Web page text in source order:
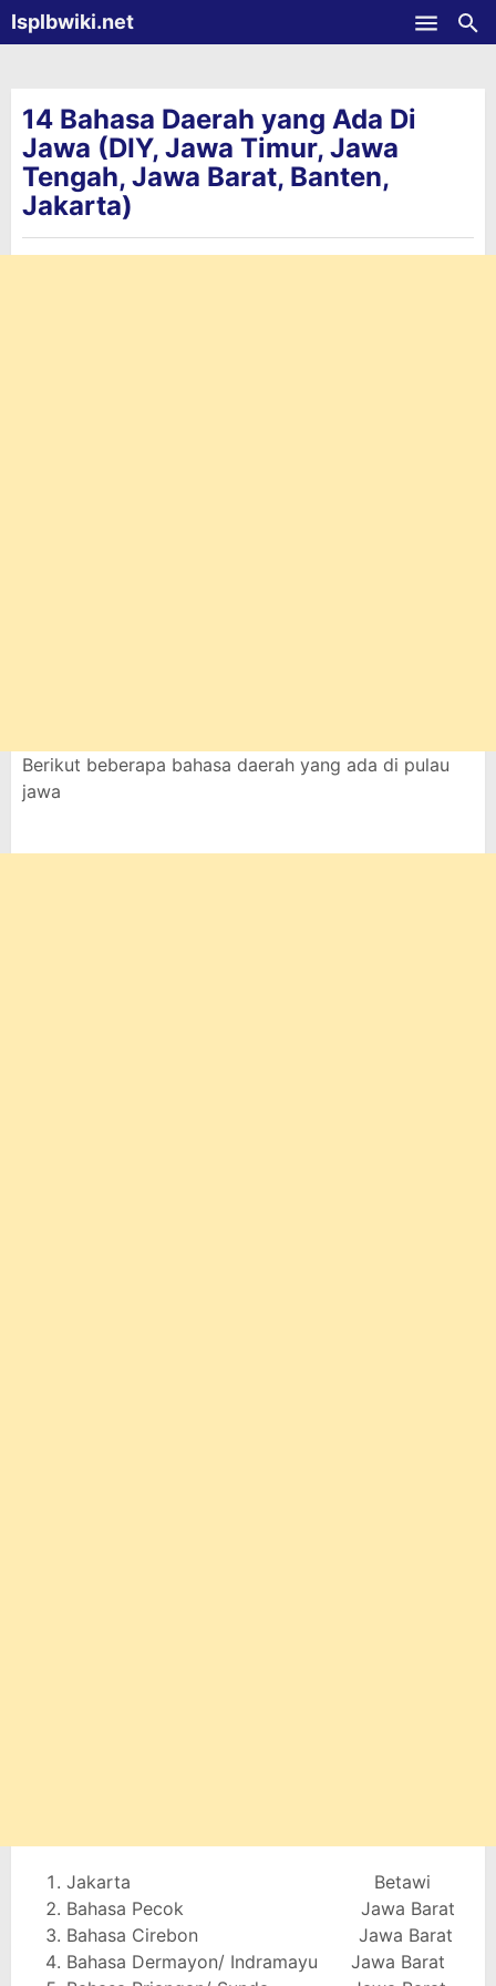
-->Isplbwiki.net
14 Bahasa Daerah yang Ada Di
Jawa (DIY, Jawa Timur, Jawa
Tengah, Jawa Barat, Banten,
Jakarta)
Berikut beberapa bahasa daerah yang ada di pulau
jawa
Jakarta Betawi
Bahasa Pecok Jawa Barat
Bahasa Cirebon Jawa Barat
Bahasa Dermayon/ Indramayu Jawa Barat